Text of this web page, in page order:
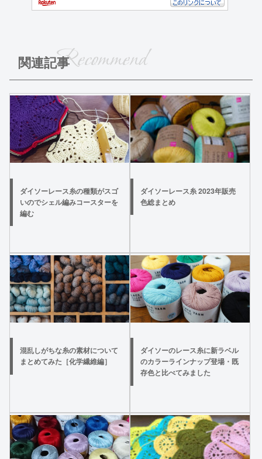
関連記事Recommend
ダイソーレース糸の種類がスゴ
いのでシェル編みコースターを
編む
ダイソーレース糸 2023年販売
色総まとめ
混乱しがちな糸の素材について
まとめてみた［化学繊維編］
ダイソーのレース糸に新ラベル
のカラーラインナップ登場・既
存色と比べてみました